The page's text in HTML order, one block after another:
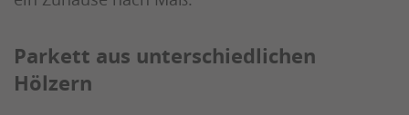
Parkett aus unterschiedlichen
Hölzern